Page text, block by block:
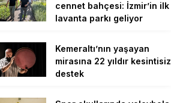
cennet bahçesi: İzmir’in ilk
lavanta parkı geliyor
Kemeraltı’nın yaşayan
mirasına 22 yıldır kesintisiz
destek